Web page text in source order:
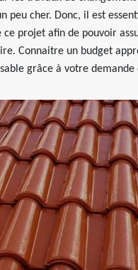
peu cher. Donc, il est
ce projet afin de pouvoir
Connaitre un budget
grâce à votre demande